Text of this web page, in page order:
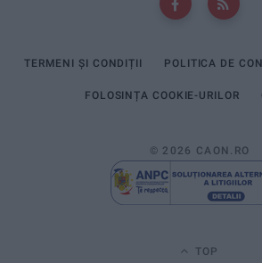
TERMENI ȘI CONDIȚII POLITICA DE
FOLOSINȚA COOKIE-URILOR
© 2026 CAON.RO
TOP